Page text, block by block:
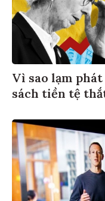
Vì sao lạm
sách tiền tệ